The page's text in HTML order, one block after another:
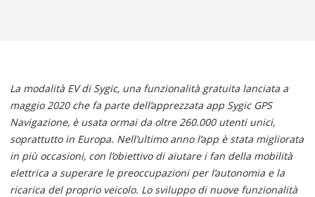
La modalità EV di Sygic, una funzionalità gratuita lanciata a
maggio 2020 che fa parte dell’apprezzata app Sygic GPS
Navigazione, è usata ormai da oltre 260.000 utenti unici,
soprattutto in Europa. Nell’ultimo anno l’app è stata migliorata
in più occasioni, con l’obiettivo di aiutare i fan della mobilità
elettrica a superare le preoccupazioni per l’autonomia e la
ricarica del proprio veicolo. Lo sviluppo di nuove funzionalità